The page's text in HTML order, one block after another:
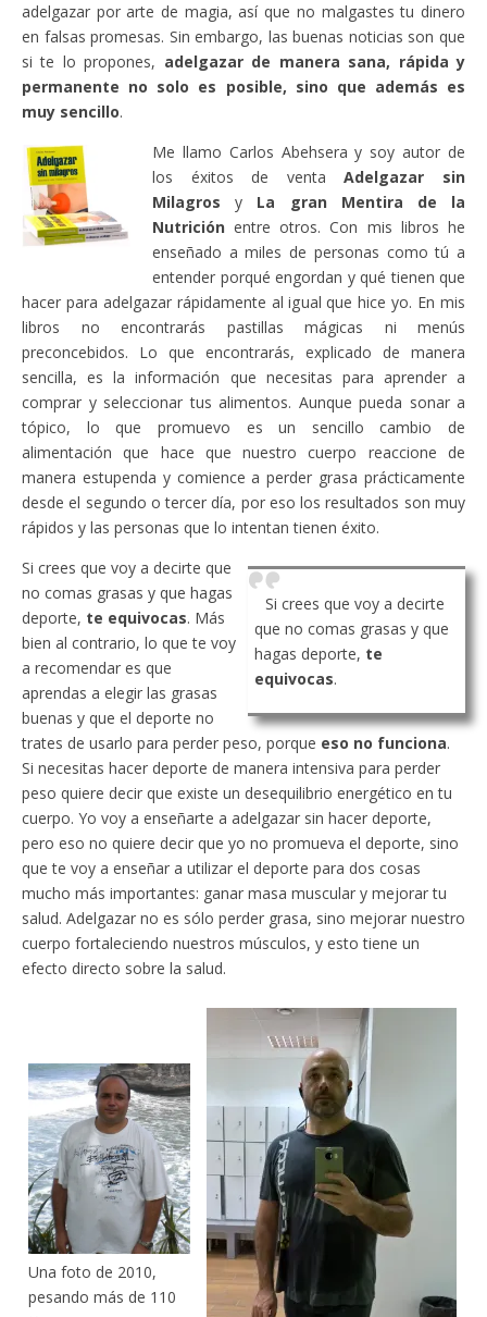
adelgazar por arte de magia, así que no malgastes tu dinero
en falsas promesas. Sin embargo, las buenas noticias son que
si te lo propones, adelgazar de manera sana, rápida y
permanente no solo es posible, sino que además es
muy sencillo.
Me llamo Carlos Abehsera y soy autor de
los éxitos de ventaAdelgazar sin
Milagros y La gran Mentira de la
Nutrición entre otros. Con mis libros he
enseñado a miles de personas como tú a
entender porqué engordan y qué tienen que
hacer para adelgazar rápidamente al igual que hice yo. En mis
libros no encontrarás pastillas mágicas ni menús
preconcebidos. Lo que encontrarás, explicado de manera
sencilla, es la información que necesitas para aprender a
comprar y seleccionar tus alimentos. Aunque pueda sonar a
tópico, lo que promuevo es un sencillo cambio de
alimentación que hace que nuestro cuerpo reaccione de
manera estupenda y comience a perder grasa prácticamente
desde el segundo o tercer día, por eso los resultados son muy
rápidos y las personas que lo intentan tienen éxito.
Si crees que voy a decirte
que no comas grasas y que
hagas deporte, te
equivocas.
Si crees que voy a decirte que
no comas grasas y que hagas
deporte, te equivocas. Más
bien al contrario, lo que te voy
a recomendar es que
aprendas a elegir las grasas
buenas y que el deporte no
trates de usarlo para perder peso, porque eso no funciona.
Si necesitas hacer deporte de manera intensiva para perder
peso quiere decir que existe un desequilibrio energético en tu
cuerpo. Yo voy a enseñarte a adelgazar sin hacer deporte,
pero eso no quiere decir que yo no promueva el deporte, sino
que te voy a enseñar a utilizar el deporte para dos cosas
mucho más importantes: ganar masa muscular y mejorar tu
salud. Adelgazar no es sólo perder grasa, sino mejorar nuestro
cuerpo fortaleciendo nuestros músculos, y esto tiene un
efecto directo sobre la salud.
Una foto de 2010,
pesando más de 110